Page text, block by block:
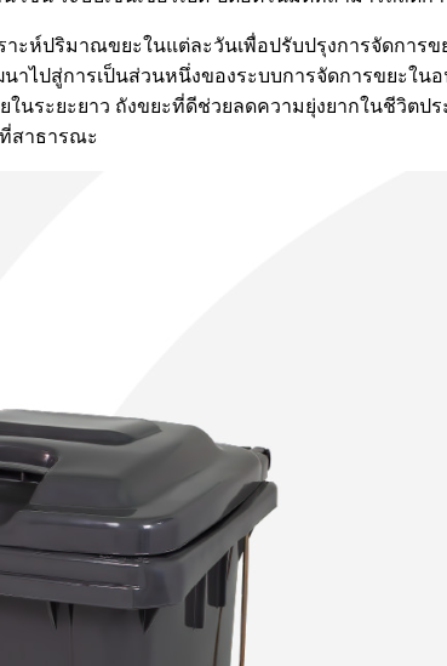
าะห์ปริมาณขยะในแต่ละวันเพื่อปรับปรุงการจัดก
ไปสู่การเป็นส่วนหนึ่งของระบบการจัดการขยะในอ
ระยะยาว ถังขยะที่ดีช่วยลดความยุ่งยากในชีวิตป
สาธารณะ